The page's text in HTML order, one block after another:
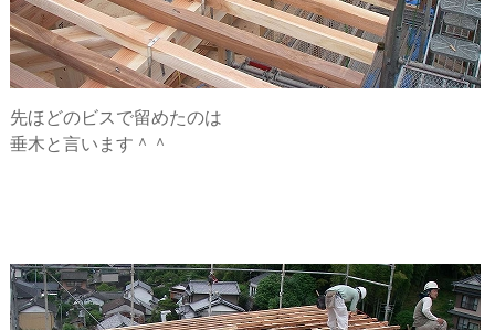
先ほどのビスで留めたのは
垂木と言います＾＾